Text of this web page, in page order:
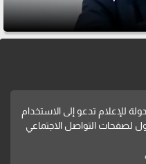
للإعلام تدعو إلى الاستخدام
لصفحات التواصل الاجتماعي